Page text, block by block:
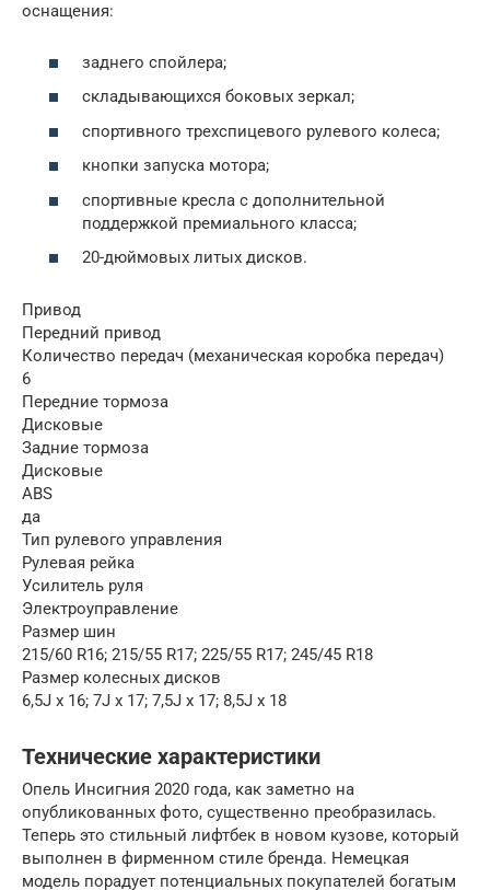
оснащения:
заднего спойлера;
складывающихся боковых зеркал;
спортивного трехспицевого рулевого колеса;
кнопки запуска мотора;
спортивные кресла с дополнительной
поддержкой премиального класса;
20-дюймовых литых дисков.
Привод
Передний привод
Количество передач (механическая коробка передач)
6
Передние тормоза
Дисковые
Задние тормоза
Дисковые
ABS
да
Тип рулевого управления
Рулевая рейка
Усилитель руля
Электроуправление
Размер шин
215/60 R16; 215/55 R17; 225/55 R17; 245/45 R18
Размер колесных дисков
6,5J x 16; 7J x 17; 7,5J x 17; 8,5J x 18
Технические характеристики
Опель Инсигния 2020 года, как заметно на
опубликованных фото, существенно преобразилась.
Теперь это стильный лифтбек в новом кузове, который
выполнен в фирменном стиле бренда. Немецкая
модель порадует потенциальных покупателей богатым